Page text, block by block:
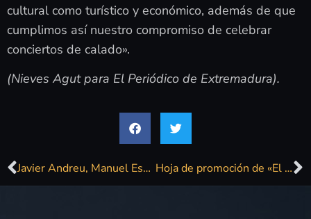
cultural como turístico y económico, además de que
cumplimos así nuestro compromiso de celebrar
conciertos de calado».
(Nieves Agut para El Periódico de Extremadura).
Javier Andreu, Manuel España y Javier Ojeda pasarán por el multiusos Hoja de promoción de «El Vaivén De Las Olas / Lo Mejor de 2000-2019»